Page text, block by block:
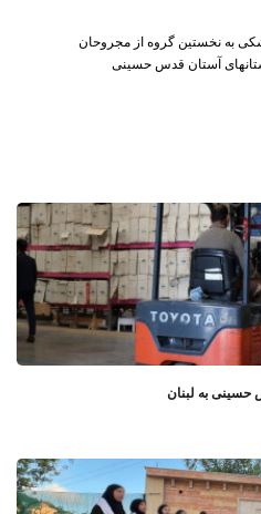
به نخستین گروه از مجروحان
آستان قدس حسینی
حسینی به لبنان